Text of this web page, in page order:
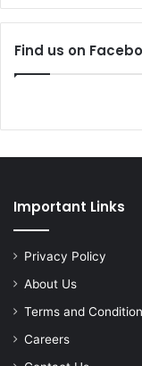
Find us on
Important Links
Privacy Policy
About Us
Terms and
Careers